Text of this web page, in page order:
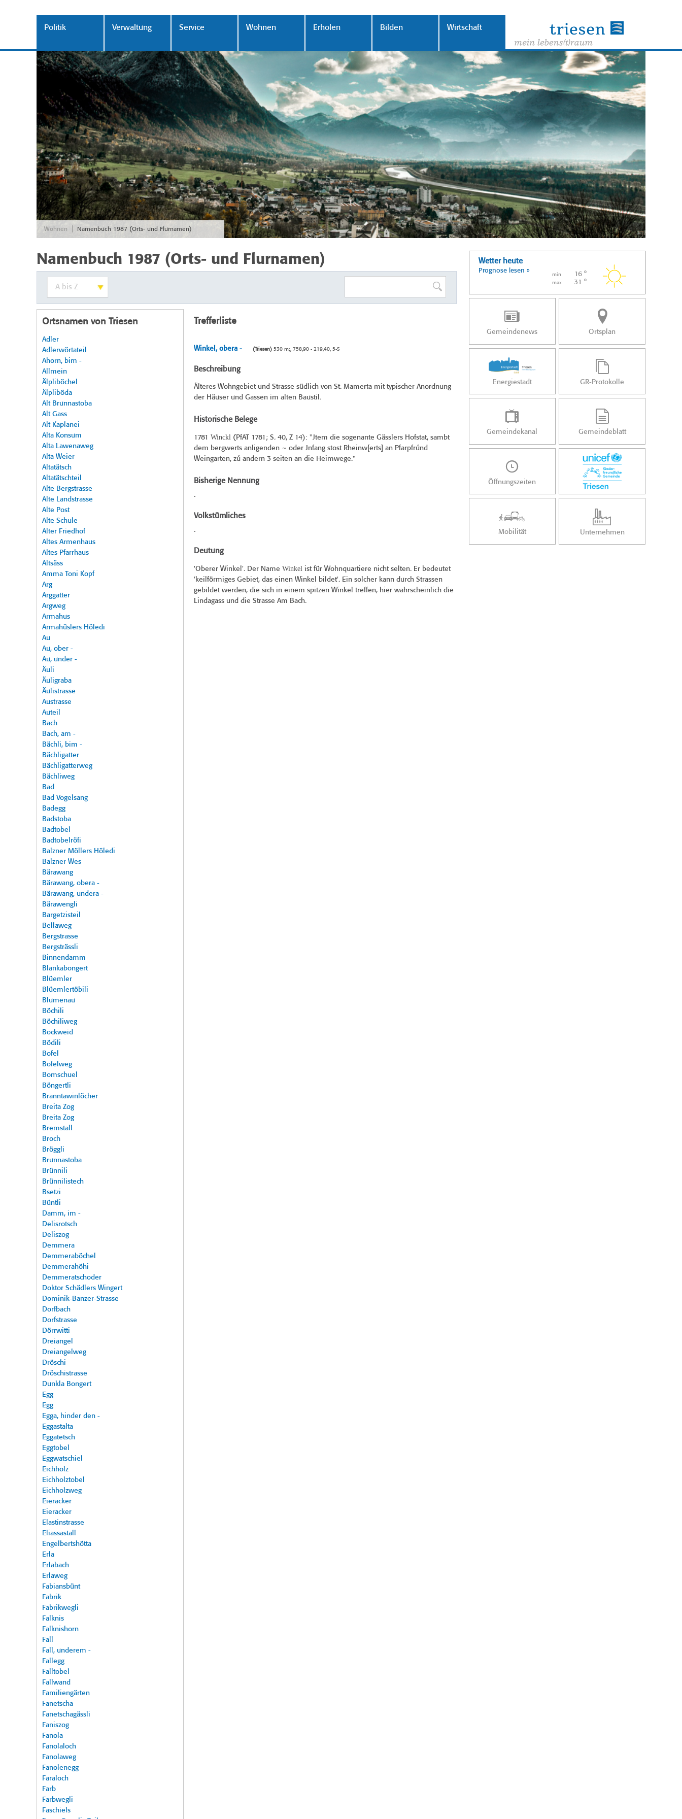
Politik Verwaltung Service Wohnen Erholen Bilden Wirtschaft
Wohnen Namenbuch 1987 (Orts- und Flurnamen)
Namenbuch 1987 (Orts- und Flurnamen)
Ortsnamen von Triesen
Adler
Adlerwörtateil
Ahorn, bim -
Allmein
Älpliböchel
Älpliböda
Alt Brunnastoba
Alt Gass
Alt Kaplanei
Alta Konsum
Alta Lawenaweg
Alta Weier
Altatätsch
Altatätschteil
Alte Bergstrasse
Alte Landstrasse
Alte Post
Alte Schule
Alter Friedhof
Altes Armenhaus
Altes Pfarrhaus
Altsäss
Amma Toni Kopf
Arg
Arggatter
Argweg
Armahus
Armahüslers Höledi
Au
Au, ober -
Au, under -
Äuli
Äuligraba
Äulistrasse
Austrasse
Auteil
Bach
Bach, am -
Bächli, bim -
Bächligatter
Bächligatterweg
Bächliweg
Bad
Bad Vogelsang
Badegg
Badstoba
Badtobel
Badtobelröfi
Balzner Möllers Höledi
Balzner Wes
Bärawang
Bärawang, obera -
Bärawang, undera -
Bärawengli
Bargetzisteil
Bellaweg
Bergstrasse
Bergsträssli
Binnendamm
Blankabongert
Blüemler
Blüemlertöbili
Blumenau
Böchili
Böchiliweg
Bockweid
Bödili
Bofel
Bofelweg
Bomschuel
Böngertli
Branntawinlöcher
Breita Zog
Breita Zog
Bremstall
Broch
Bröggli
Brunnastoba
Brünnili
Brünnilistech
Bsetzi
Büntli
Damm, im -
Delisrotsch
Deliszog
Demmera
Demmeraböchel
Demmerahöhi
Demmeratschoder
Doktor Schädlers Wingert
Dominik-Banzer-Strasse
Dorfbach
Dorfstrasse
Dörrwitti
Dreiangel
Dreiangelweg
Dröschi
Dröschistrasse
Dunkla Bongert
Egg
Egg
Egga, hinder den -
Eggastalta
Eggatetsch
Eggtobel
Eggwatschiel
Eichholz
Eichholztobel
Eichholzweg
Eieracker
Eieracker
Elastinstrasse
Eliassastall
Engelbertshötta
Erla
Erlabach
Erlaweg
Fabiansbünt
Fabrik
Fabrikwegli
Falknis
Falknishorn
Fall
Fall, underem -
Fallegg
Falltobel
Fallwand
Familiengärten
Fanetscha
Fanetschagässli
Faniszog
Fanola
Fanolaloch
Fanolaweg
Fanolenegg
Faraloch
Farb
Farbwegli
Faschiels
Trefferliste
Winkel, obera - (Triesen)530 m;, 758,90 - 219,40, 5-S
Beschreibung
Älteres Wohngebiet und Strasse südlich von St. Mamerta mit typischer Anordnung
der Häuser und Gassen im alten Baustil.
Historische Belege
1781 Winckl( PfAT 1781 ; S. 40, Z 14): "Jtem die sogenante Gässlers Hofstat, sambt
dem bergwerts anligenden ~ oder Jnfang stost Rheinw[erts] an Pfarpfrúnd
Weingarten, zú andern 3 seiten an die Heimwege."
Bisherige Nennung
-
Volkstümliches
-
Deutung
'Oberer Winkel'. Der Name Winkelist für Wohnquartiere nicht selten. Er bedeutet
'keilförmiges Gebiet, das einen Winkel bildet'. Ein solcher kann durch Strassen
gebildet werden, die sich in einem spitzen Winkel treffen, hier wahrscheinlich die
Lindagass und die Strasse Am Bach.
Wetter heute
Prognose lesen »
min 16 °
max 31 °
Gemeindenews Ortsplan
Energiestadt GR-Protokolle
Gemeindekanal Gemeindeblatt
Öffnungszeiten
Mobilität Unternehmen